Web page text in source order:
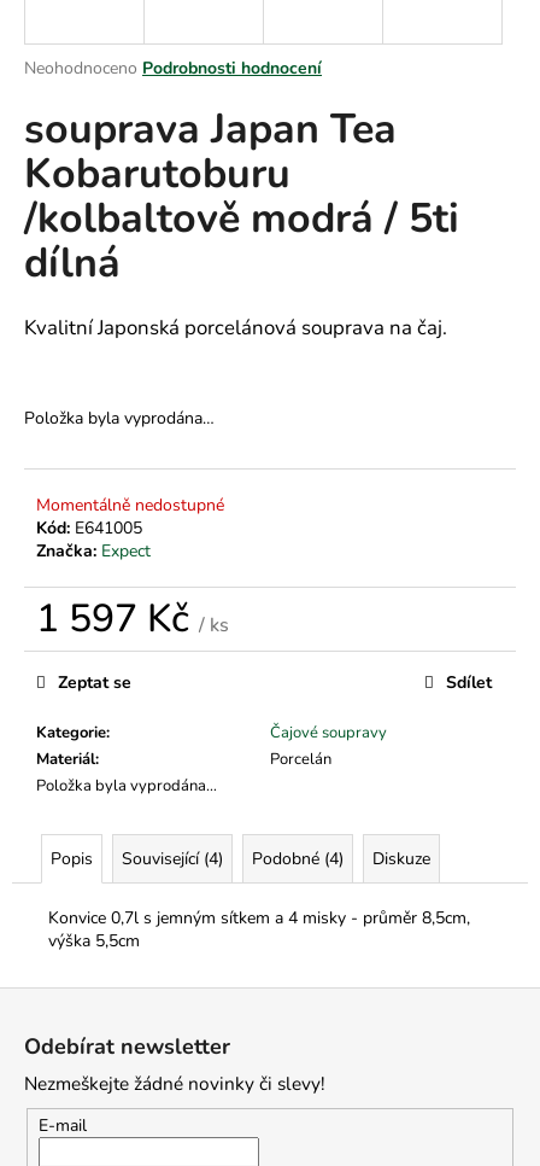
Průměrné
je
0,0
z
5
hvězdiček.
Neohodnoceno Podrobnosti hodnocení
souprava Japan Tea
Kobarutoburu
/kolbaltově modrá / 5ti
dílná
Kvalitní Japonská porcelánová souprava na čaj.
Položka byla vyprodána…
Momentálně nedostupné
Kód: E641005
Značka: Expect
1 597 Kč / ks
Měrná
cena:
Kategorie:
Čajové soupravy
Materiál:
Porcelán
Položka byla vyprodána…
Zeptat se Sdílet
Popis Související (4) Podobné (4) Diskuze
Konvice 0,7l s jemným sítkem a 4 misky - průměr 8,5cm,
výška 5,5cm
j
t
?
o
o
u
j
m
Odebírat newsletter
Nezmeškejte žádné novinky či slevy!
E-mail